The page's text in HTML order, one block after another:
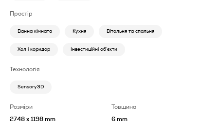
Простір
Ванна кімната Кухня Вітальня та спальня
Хол і коридор Інвестиційні об’єкти
Технологія
Sensory3D
Розміри
2748 x 1198 mm
Товщина
6 mm